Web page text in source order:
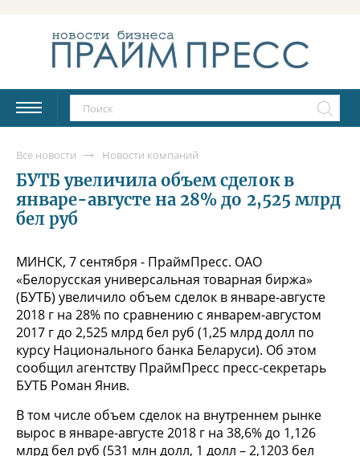
Все новости Новости компаний
БУТБ увеличила объем сделок в
январе-августе на 28% до 2,525 млрд
бел руб
МИНСК, 7 сентября - ПраймПресс. ОАО
«Белорусская универсальная товарная биржа»
(БУТБ) увеличило объем сделок в январе-августе
2018 г на 28% по сравнению с январем-августом
2017 г до 2,525 млрд бел руб (1,25 млрд долл по
курсу Национального банка Беларуси). Об этом
сообщил агентству ПраймПресс пресс-секретарь
БУТБ Роман Янив.
В том числе объем сделок на внутреннем рынке
вырос в январе-августе 2018 г на 38,6% до 1,126
млрд бел руб (531 млн долл, 1 долл – 2,1203 бел